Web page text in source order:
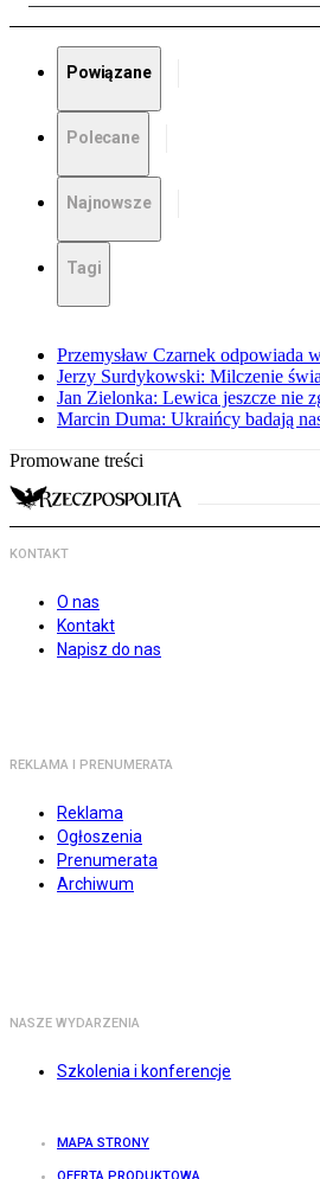
Powiązane
Polecane
Najnowsze
Tagi
Przemysław Czarnek odpowiada
Jerzy Surdykowski: Milczenie
Jan Zielonka: Lewica jeszcze nie
Marcin Duma: Ukraińcy badają
Promowane treści
KONTAKT
O nas
Kontakt
Napisz do nas
REKLAMA I PRENUMERATA
Reklama
Ogłoszenia
Prenumerata
Archiwum
NASZE WYDARZENIA
Szkolenia i konferencje
MAPA STRONY